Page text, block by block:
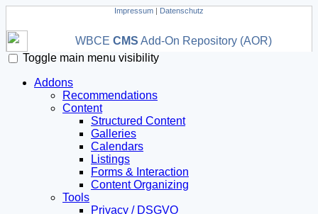
Impressum | Datenschutz
WBCE CMS Add-On Repository (AOR)
Toggle main menu visibility
Addons
Recommendations
Content
Structured Content
Galleries
Calendars
Listings
Forms & Interaction
Content Organizing
Tools
Privacy / DSGVO